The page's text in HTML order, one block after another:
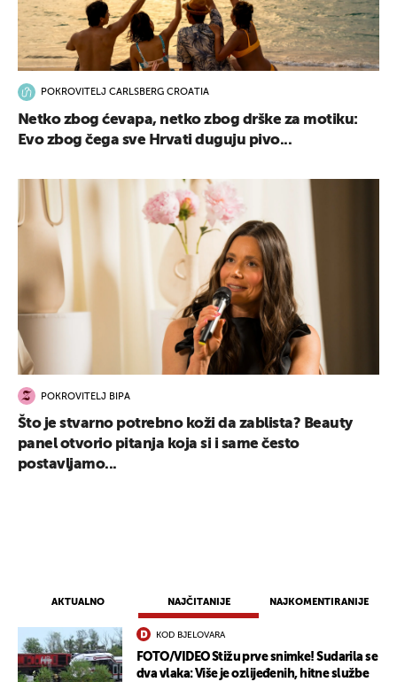
AKTUALNO NAJČITANIJE NAJKOMENTIRANIJE
KOD BJELOVARA
FOTO/VIDEO Stižu prve snimke! Sudarila se
dva vlaka: Više je ozlijeđenih, hitne službe
POKROVITELJ CARLSBERG CROATIA
Netko zbog ćevapa, netko zbog drške za motiku:
Evo zbog čega sve Hrvati duguju pivo...
POKROVITELJ BIPA
Što je stvarno potrebno koži da zablista? Beauty
panel otvorio pitanja koja si i same često
postavljamo...
UKLJUČITE NOTIFIKACIJE